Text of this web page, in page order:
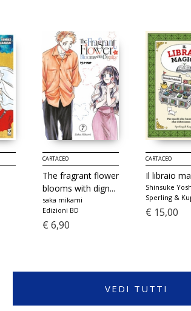
CARTACEO
The fragrant flower
blooms with dign...
saka mikami
Edizioni BD
€ 6,90
CARTACEO
Il libraio
Shinsuke
Sperling &
€ 15,00
VEDI TUTTI